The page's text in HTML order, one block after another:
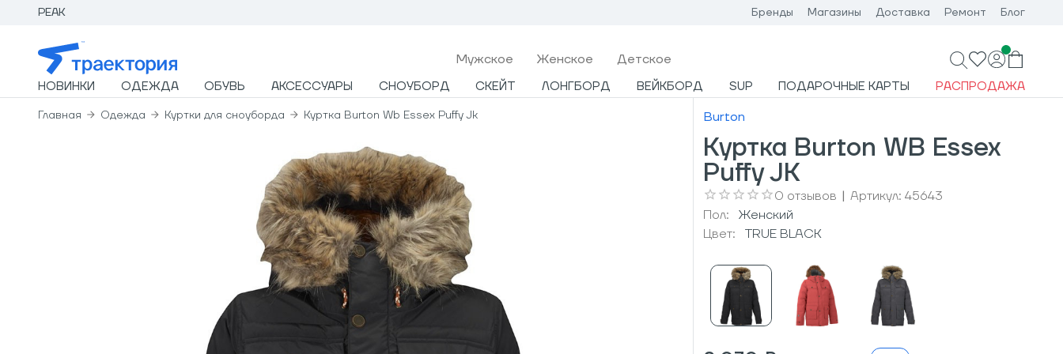
PEAK Бренды Магазины Доставка Ремонт Блог
Мужcкое Женское Детское
НОВИНКИ ОДЕЖДА ОБУВЬ АКСЕССУАРЫ СНОУБОРД СКЕЙТ ЛОНГБОРД ВЕЙКБОРД SUP ПОДАРОЧНЫЕ КАРТЫ РАСПРОДАЖА
Главная Одежда Куртки для сноуборда Куртка Burton Wb Essex Puffy Jk Burton
Куртка Burton WB Essex
Puffy JK
0 отзывов | Артикул: 45643
Пол:
Женский
Цвет:
TRUE BLACK